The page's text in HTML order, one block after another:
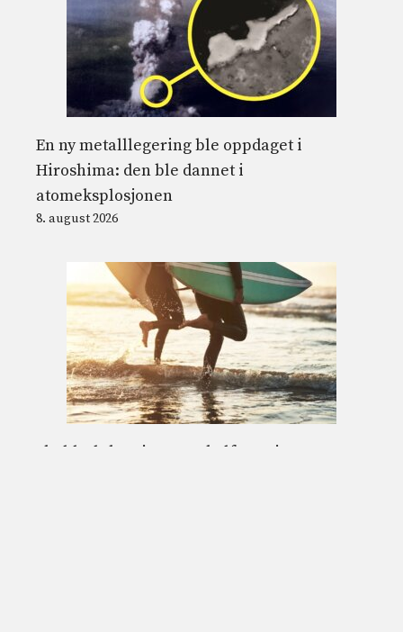
En ny metalllegering ble oppdaget i
Hiroshima: den ble dannet i
atomeksplosjonen
8. august 2026
Skulderluksasjoner, ankelforstuinger og